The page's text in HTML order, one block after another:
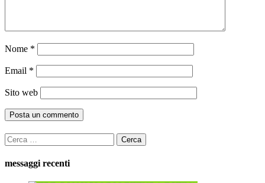
Nome *
Email *
Sito web
Ricerca
per:
messaggi recenti